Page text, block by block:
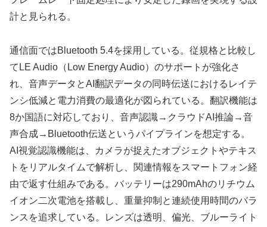
計と見られる。
通信面ではBluetooth 5.4を採用している。従規格と比較し
てLE Audio（Low Energy Audio）のサポートが強化さ
れ、音声データとAI翻訳データの同時伝送におけるレイテ
ンシ低減と電力消費の最適化が図られている。翻訳機能は
8か国語に対応しており、音声認識→クラウドAI推論→音
声合成→Bluetooth伝送というパイプラインを想定する。
AI視覚認識機能は、カメラが捉えたオブジェクトやテキス
トをリアルタイムで解析し、関連情報をスマートフォン経
由で返す仕組みである。バッテリーは290mAhのリチウム
イオン二次電池を搭載し、重量抑制と連続使用時間のバラ
ンスを追求している。レンズは透明、偏光、ブルーライト